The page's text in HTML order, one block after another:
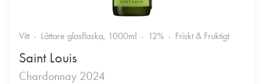
Vitt Lättare glasflaska, 1000ml 12% Friskt & Fruktigt
Saint Louis
Chardonnay 2024